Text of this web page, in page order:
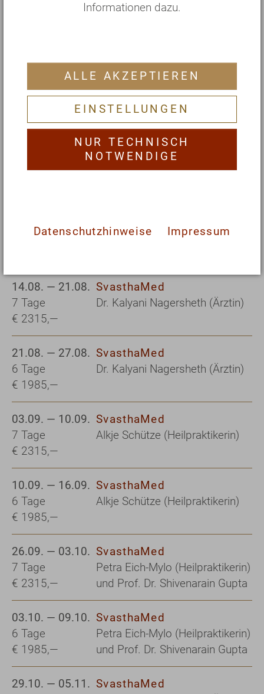
Informationen dazu.
ALLE AKZEPTIEREN
EINSTELLUNGEN
NUR TECHNISCH
NOTWENDIGE
Datenschutzhinweise Impressum
03.07. — 10.07.
€ 2315,—
SvasthaMed
Dr. Elena Lieber (Ärztin)
10.07. — 16.07.
6 Tage
SvasthaMed
Dr. Elena Lieber (Ärztin)
6 Tage
Roman Skazhenikov
14.08. — 21.08.
7 Tage
€ 2315,—
SvasthaMed
Dr. Kalyani Nagersheth (Ärztin)
21.08. — 27.08.
6 Tage
€ 1985,—
SvasthaMed
Dr. Kalyani Nagersheth (Ärztin)
03.09. — 10.09.
7 Tage
€ 2315,—
SvasthaMed
Alkje Schütze (Heilpraktikerin)
10.09. — 16.09.
6 Tage
€ 1985,—
SvasthaMed
Alkje Schütze (Heilpraktikerin)
26.09. — 03.10.
7 Tage
€ 2315,—
SvasthaMed
Petra Eich-Mylo (Heilpraktikerin)
und Prof. Dr. Shivenarain Gupta
03.10. — 09.10.
6 Tage
€ 1985,—
SvasthaMed
Petra Eich-Mylo (Heilpraktikerin)
und Prof. Dr. Shivenarain Gupta
29.10. — 05.11. SvasthaMed